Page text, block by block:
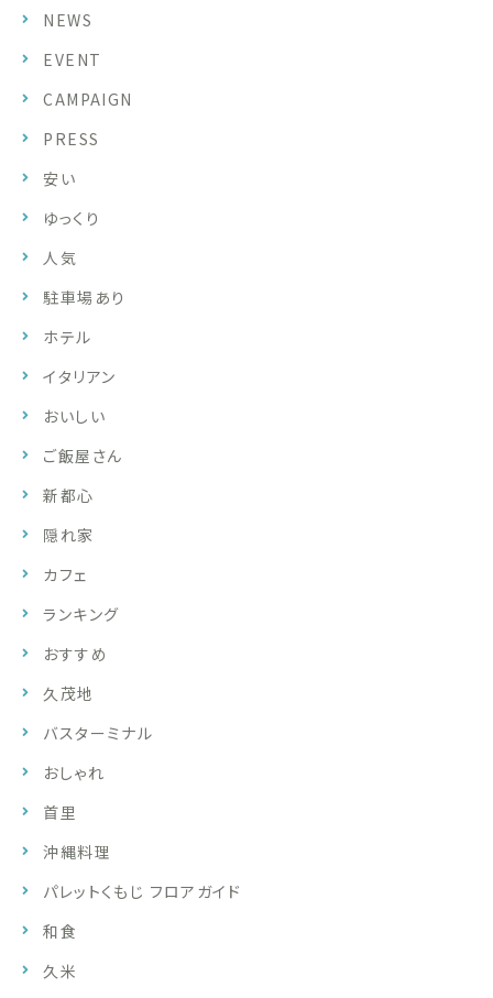
NEWS
EVENT
CAMPAIGN
PRESS
安い
ゆっくり
人気
駐車場あり
ホテル
イタリアン
おいしい
ご飯屋さん
新都心
隠れ家
カフェ
ランキング
おすすめ
久茂地
バスターミナル
おしゃれ
首里
沖縄料理
パレットくもじ フロアガイド
和食
久米